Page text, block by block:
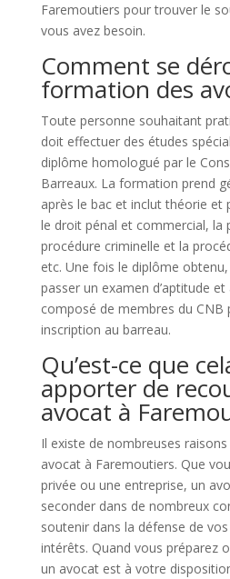
Faremoutiers pour trouver le
vous avez besoin.
Comment se
formation des
Toute personne souhaitant
doit effectuer des études
diplôme homologué par le
Barreaux. La formation prend
après le bac et inclut théorie et
le droit pénal et commercial, la
procédure criminelle et la
etc. Une fois le diplôme
passer un examen d’aptitude
composé de membres du CNB
inscription au barreau.
Qu’est-ce que
apporter de
avocat à
Il existe de nombreuses
avocat à Faremoutiers. Que
privée ou une entreprise, un
seconder dans de nombreux
soutenir dans la défense de
intérêts. Quand vous préparez
un avocat est à votre